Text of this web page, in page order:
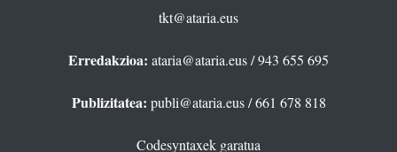
tkt@ataria.eus
Erredakzioa: ataria@ataria.eus/ 943 655 695
Publizitatea: publi@ataria.eus/ 661 678 818
Codesyntaxek garatua